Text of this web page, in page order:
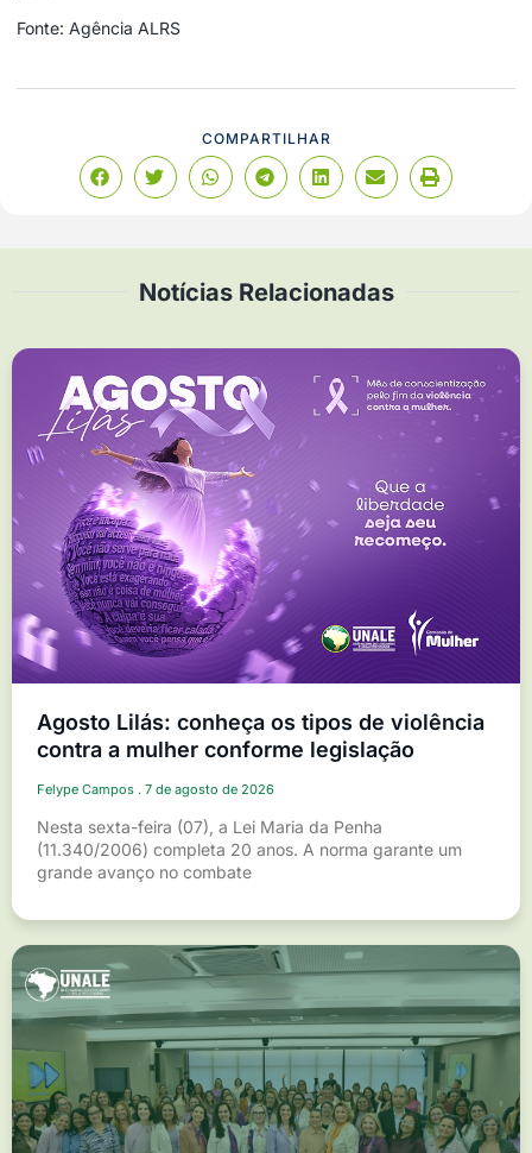
Fonte: Agência ALRS
COMPARTILHAR
Notícias Relacionadas
Agosto Lilás: conheça os tipos de violência
contra a mulher conforme legislação
Felype Campos 7 de agosto de 2026
Nesta sexta-feira (07), a Lei Maria da Penha
(11.340/2006) completa 20 anos. A norma garante um
grande avanço no combate